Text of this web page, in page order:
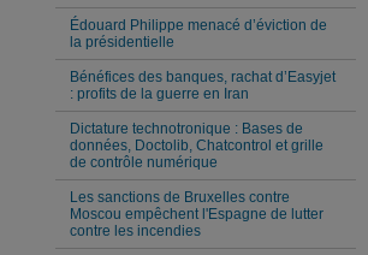
Édouard Philippe menacé d’éviction de
la présidentielle
Bénéfices des banques, rachat d’Easyjet
: profits de la guerre en Iran
Dictature technotronique : Bases de
données, Doctolib, Chatcontrol et grille
de contrôle numérique
Les sanctions de Bruxelles contre
Moscou empêchent l'Espagne de lutter
contre les incendies